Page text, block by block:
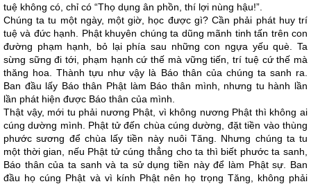
tuệ không có, chỉ có “Thọ dụng ân phồn, thí lợi nùng hậu!”.
Chúng ta tu một ngày, một giờ, học được gì? Cần phải phát huy trí
tuệ và đức hạnh. Phật khuyên chúng ta dũng mãnh tinh tấn trên con
đường phạm hạnh, bỏ lại phía sau những con ngựa yếu què. Ta
sừng sững đi tới, phạm hạnh cứ thế mà vững tiến, trí tuệ cứ thế mà
thăng hoa. Thành tựu như vậy là Báo thân của chúng ta sanh ra.
Ban đầu lấy Báo thân Phật làm Báo thân mình, nhưng tu hành lần
lần phát hiện được Báo thân của mình.
Thật vậy, mới tu phải nương Phật, vì không nương Phật thì không ai
cúng dường mình. Phật tử đến chùa cúng dường, đặt tiền vào thùng
phước sương để chùa lấy tiền này nuôi Tăng. Nhưng chúng ta tu
một thời gian, nếu Phật tử cúng thẳng cho ta thì biết phước ta sanh,
Báo thân của ta sanh và ta sử dụng tiền này để làm Phật sự. Ban
đầu họ cúng Phật và vì kính Phật nên họ trọng Tăng, không phải